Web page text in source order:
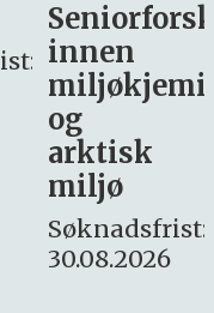
søker
– fast
Søknadsfrist:
16. august.